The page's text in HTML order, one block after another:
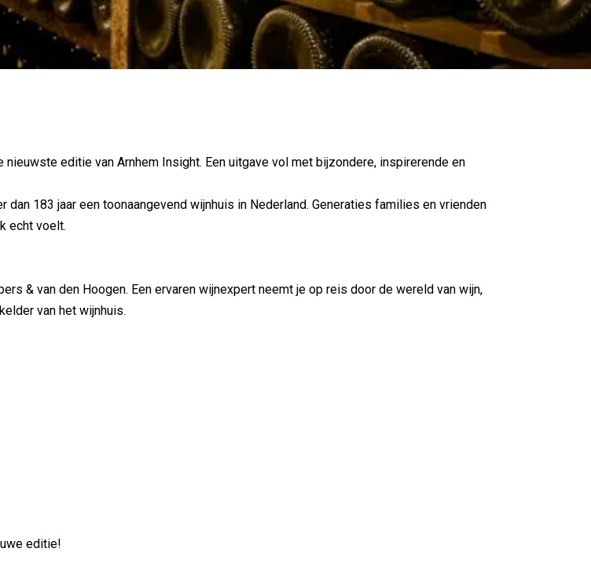
nieuwste editie van Arnhem Insight. Een uitgave vol met bijzondere, inspirerende en
dan 183 jaar een toonaangevend wijnhuis in Nederland. Generaties families en vrienden
echt voelt.
& van den Hoogen. Een ervaren wijnexpert neemt je op reis door de wereld van wijn,
van het wijnhuis.
editie!